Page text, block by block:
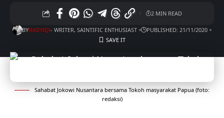
BYRASYIQI- WRITER, SAINTIFIC ENTHUSIAST PUBLISHED: 21/11/2020
2 MIN READ
Sahabat Jokowi Nusantara bersama Tokoh masyarakat Papua (foto:
redaksi)